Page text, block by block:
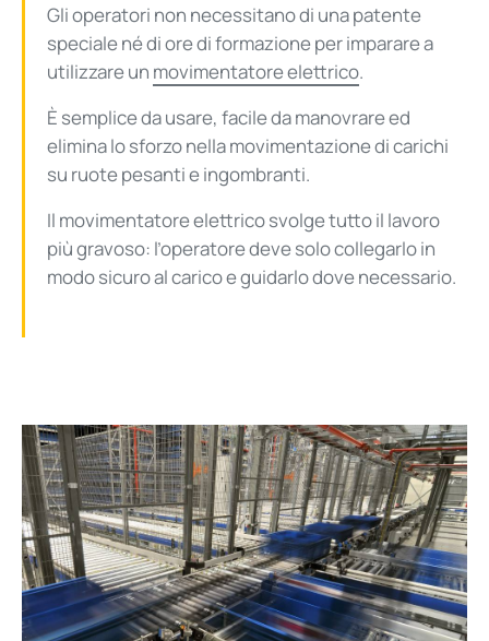
Gli operatori non necessitano di una patente
speciale né di ore di formazione per imparare a
utilizzare un movimentatore elettrico.
È semplice da usare, facile da manovrare ed
elimina lo sforzo nella movimentazione di carichi
su ruote pesanti e ingombranti.
Il movimentatore elettrico svolge tutto il lavoro
più gravoso: l’operatore deve solo collegarlo in
modo sicuro al carico e guidarlo dove necessario.